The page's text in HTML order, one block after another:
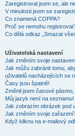
Zaregistroval jsem se, ale
V minulosti jsem se
Co znamená COPPA?
Proč se nemohu
Co dělá odkaz „Smazat
Uživatelská nastavení
Jak změním svoje
Jak můžu zabránit tomu,
uživatelů nacházejících se
Časy jsou špatně!
Změnil jsem časové
Můj jazyk není na seznamu!
Jak zobrazím obrázek pod
Jak změním svoje
Když kliknu na e-mailový